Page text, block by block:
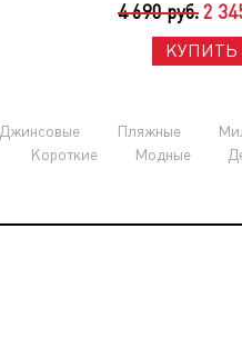
4 690 руб. 2
КУПИТЬ
Джинсовые Пляжные
Короткие Модные